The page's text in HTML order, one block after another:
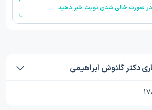
در صورت خالی شدن نوبت خبر دهید
دکتر گلنوش ابراهیمی